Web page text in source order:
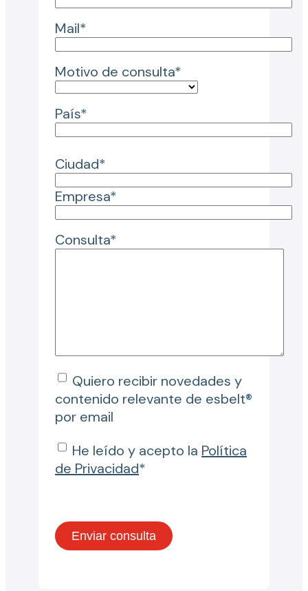
Mail*
Motivo de consulta*
País*
Ciudad*
Empresa*
Consulta*
Quiero recibir novedades y
contenido relevante de esbelt®
por email
He leído y acepto la Política
de Privacidad*